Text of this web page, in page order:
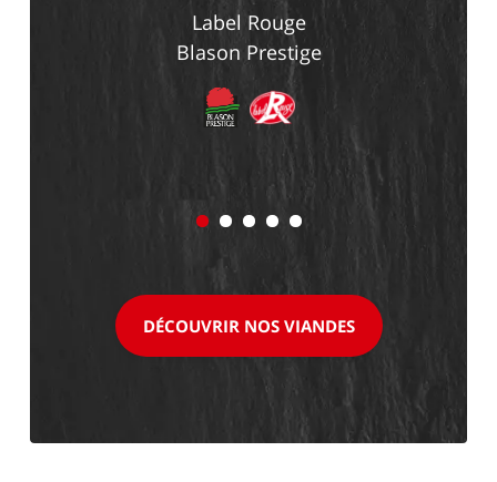
Label Rouge
Blason Prestige
DÉCOUVRIR NOS VIANDES